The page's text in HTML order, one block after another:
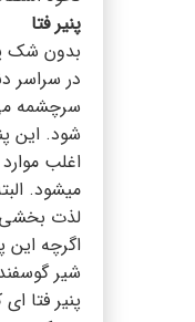
پنیر فتا
بدون شک
در سراسر
سرچشمه
شود. این
اغلب
میشود.
لذت
اگرچه این
شیر
پنیر فتا